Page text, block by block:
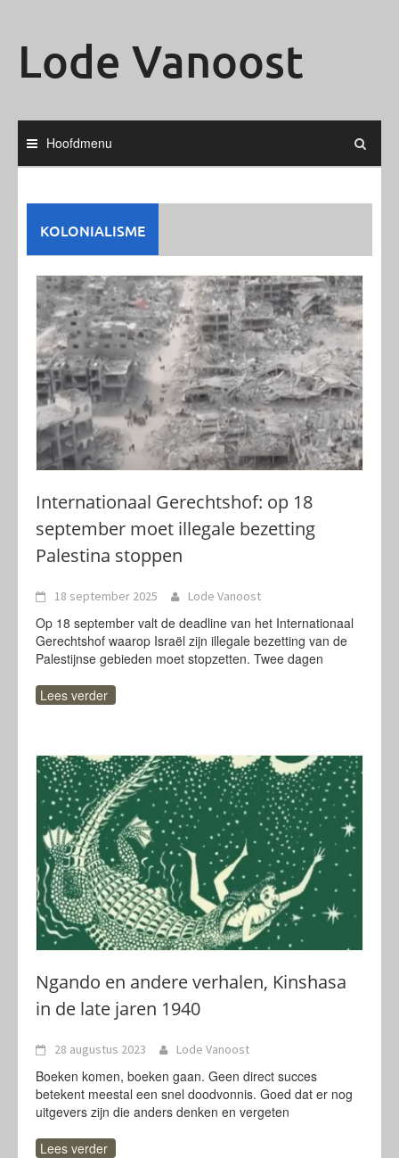
Lode Vanoost
Hoofdmenu
KOLONIALISME
Internationaal Gerechtshof: op 18
september moet illegale bezetting
Palestina stoppen
18 september 2025 Lode Vanoost
Op 18 september valt de deadline van het Internationaal
Gerechtshof waarop Israël zijn illegale bezetting van de
Palestijnse gebieden moet stopzetten. Twee dagen
Lees verder
Ngando en andere verhalen, Kinshasa
in de late jaren 1940
28 augustus 2023 Lode Vanoost
Boeken komen, boeken gaan. Geen direct succes
betekent meestal een snel doodvonnis. Goed dat er nog
uitgevers zijn die anders denken en vergeten
Lees verder